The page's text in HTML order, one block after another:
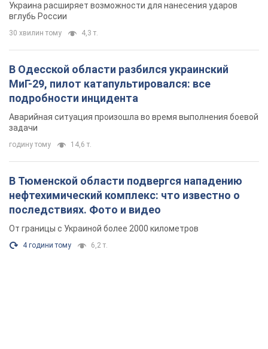
Украина расширяет возможности для нанесения ударов
вглубь России
30 хвилин тому 4,3 т.
В Одесской области разбился украинский
МиГ-29, пилот катапультировался: все
подробности инцидента
Аварийная ситуация произошла во время выполнения боевой
задачи
годину тому 14,6 т.
В Тюменской области подвергся нападению
нефтехимический комплекс: что известно о
последствиях. Фото и видео
От границы с Украиной более 2000 километров
4 години тому 6,2 т.